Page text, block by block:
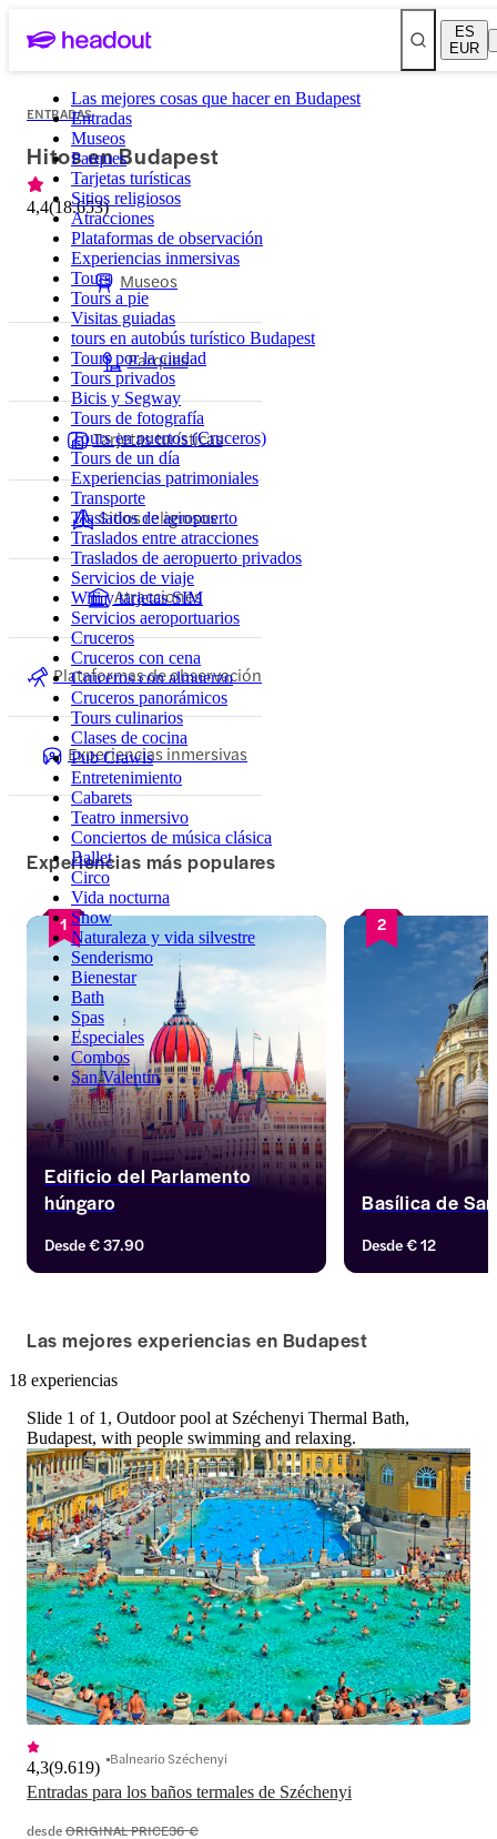
ES
EUR
Las mejores cosas que hacer en Budapest
Entradas
Museos
Parques
Tarjetas turísticas
Sitios religiosos
Atracciones
Plataformas de observación
Experiencias inmersivas
Tours
Tours a pie
Visitas guiadas
tours en autobús turístico Budapest
Tours por la ciudad
Tours privados
Bicis y Segway
Tours de fotografía
Tours en puertos (Cruceros)
Tours de un día
Experiencias patrimoniales
Transporte
Traslados de aeropuerto
Traslados entre atracciones
Traslados de aeropuerto privados
Servicios de viaje
Wifi y tarjetas SIM
Servicios aeroportuarios
Cruceros
Cruceros con cena
Cruceros con almuerzo
Cruceros panorámicos
Tours culinarios
Clases de cocina
Pub Crawls
Entretenimiento
Cabarets
Teatro inmersivo
Conciertos de música clásica
Ballet
Circo
Vida nocturna
Show
Naturaleza y vida silvestre
Senderismo
Bienestar
Bath
Spas
Especiales
Combos
San Valentín
ENTRADAS
Hitos en Budapest
4,4(18.653)
Museos
Parques
Tarjetas turísticas
Sitios religiosos
Atracciones
Plataformas de observación
Experiencias inmersivas
Experiencias más populares
1
Edificio del Parlamento
húngaro
Visita el Parlamento húngaro
neogótico de Budapest. Únete a
nuestros tours guiados y descubre su
Budapest.
Desde€ 37.90
2
Basílica de
Descubre la
en Budapest, la
Hungría. Explora
Desde€ 12
Las mejores experiencias en Budapest
18 experiencias
Slide 1 of 1, Outdoor pool at Széchenyi Thermal Bath,
Budapest, with people swimming and relaxing.
Entradas para los baños termales de Széchenyi
4,3(9.619) Balneario Széchenyi
desdeORIGINAL PRICE36 €